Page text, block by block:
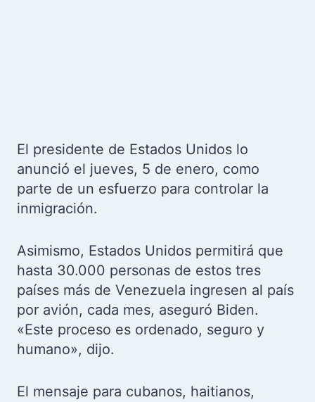
El presidente de Estados Unidos lo
anunció el jueves, 5 de enero, como
parte de un esfuerzo para controlar la
inmigración.
Asimismo, Estados Unidos permitirá que
hasta 30.000 personas de estos tres
países más de Venezuela ingresen al país
por avión, cada mes, aseguró Biden.
«Este proceso es ordenado, seguro y
humano», dijo.
El mensaje para cubanos, haitianos,